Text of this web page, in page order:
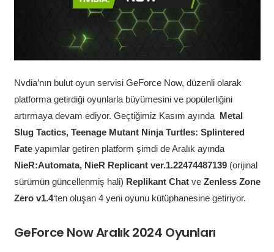
Nvdia’nın bulut oyun servisi GeForce Now, düzenli olarak
platforma getirdiği oyunlarla büyümesini ve popülerliğini
artırmaya devam ediyor. Geçtiğimiz Kasım ayında Metal
Slug Tactics, Teenage Mutant Ninja Turtles: Splintered
Fate yapımlar getiren platform şimdi de Aralık ayında
NieR:Automata, NieR Replicant ver.1.22474487139 (orijinal
sürümün güncellenmiş hali) Replikant Chatve Zenless Zone
Zero v1.4‘ten oluşan 4 yeni oyunu kütüphanesine getiriyor.
GeForce Now Aralık 2024 Oyunları